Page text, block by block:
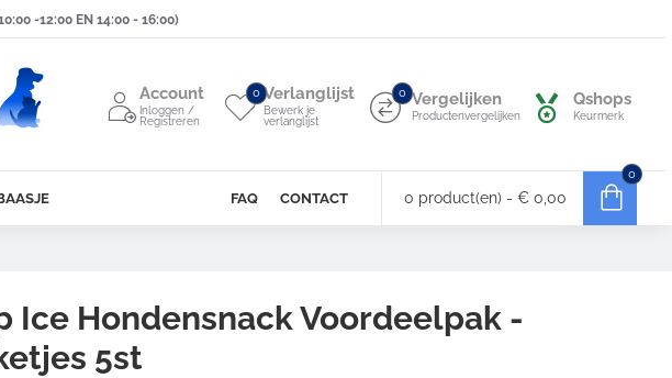
-12:00 EN 14:00 - 16:00)
Account
Inloggen /
Registreren
Verlanglijst
Bewerk je
verlanglijst
0 Vergelijken
Productenvergelijken
0 Qshops
Keurmerk
FAQ CONTACT 0 product(en) - € 0,00
0
Ice Hondensnack Voordeelpak -
5st